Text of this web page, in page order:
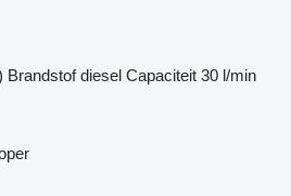
Brandstof diesel Capaciteit 30 l/min